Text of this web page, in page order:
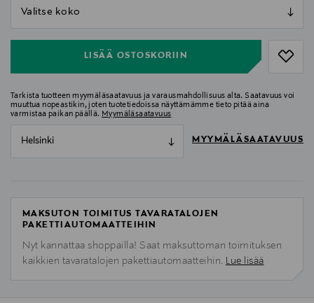
LISÄÄ OSTOSKORIIN
Tarkista tuotteen myymäläsaatavuus ja varausmahdollisuus alta. Saatavuus voi
muuttua nopeastikin, joten tuotetiedoissa näyttämämme tieto pitää aina
varmistaa paikan päällä. Myymäläsaatavuus
Helsinki MYYMÄLÄSAATAVUUS
MAKSUTON TOIMITUS TAVARATALOJEN
PAKETTIAUTOMAATTEIHIN
Nyt kannattaa shoppailla! Saat maksuttoman toimituksen
kaikkien tavaratalojen pakettiautomaatteihin. Lue lisää